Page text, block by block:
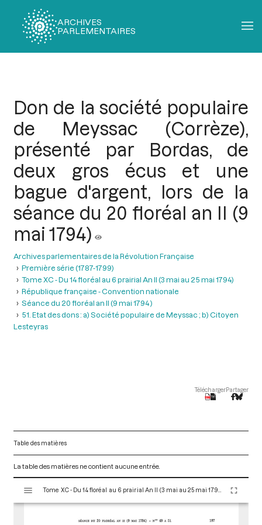
ARCHIVES
PARLEMENTAIRES
Don de la société populaire
de Meyssac (Corrèze),
présenté par Bordas, de
deux gros écus et une
bague d'argent, lors de la
séance du 20 floréal an II (9
mai 1794)
Archives parlementaires de la Révolution Française
Première série (1787-1799)
Tome XC - Du 14 floréal au 6 prairial An II (3 mai au 25 mai 1794)
République française - Convention nationale
Séance du 20 floréal an II (9 mai 1794 )
51. Etat des dons : a) Société populaire de Meyssac ; b) Citoyen
Lesteyras
TéléchargerPartager
Table des matières
La table des matières ne contient aucune entrée.
s